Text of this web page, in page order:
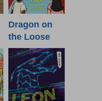
Dragon on
the Loose